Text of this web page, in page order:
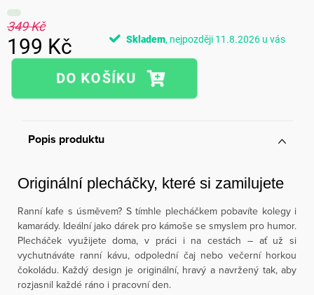
349 Kč
199 Kč
Měrná
Skladem 11.8.2026
Popis produktu
Originální plecháčky, které si zamilujete
Ranní kafe s úsměvem? S tímhle plecháčkem pobavíte kolegy i
kamarády. Ideální jako dárek pro kámoše se smyslem pro humor.
Plecháček využijete doma, v práci i na cestách – ať už si
vychutnáváte ranní kávu, odpolední čaj nebo večerní horkou
čokoládu. Každý design je originální, hravý a navržený tak, aby
rozjasnil každé ráno i pracovní den.